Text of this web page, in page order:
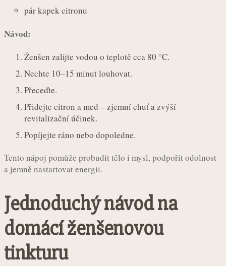
pár kapek citronu
Návod:
Ženšen zalijte vodou o teplotě cca 80 °C.
Nechte 10–15 minut louhovat.
Přeceďte.
Přidejte citron a med – zjemní chuť a zvýší
revitalizační účinek.
Popíjejte ráno nebo dopoledne.
Tento nápoj pomůže probudit tělo i mysl, podpořit odolnost
a jemně nastartovat energii.
Jednoduchý návod na
domácí ženšenovou
tinkturu